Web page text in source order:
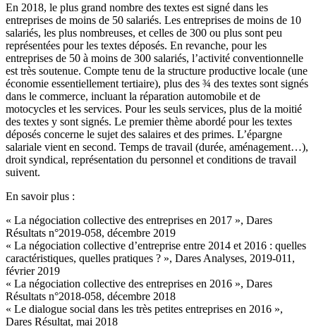
En 2018, le plus grand nombre des textes est signé dans les
entreprises de moins de 50 salariés. Les entreprises de moins de 10
salariés, les plus nombreuses, et celles de 300 ou plus sont peu
représentées pour les textes déposés. En revanche, pour les
entreprises de 50 à moins de 300 salariés, l’activité conventionnelle
est très soutenue. Compte tenu de la structure productive locale (une
économie essentiellement tertiaire), plus des ¾ des textes sont signés
dans le commerce, incluant la réparation automobile et de
motocycles et les services. Pour les seuls services, plus de la moitié
des textes y sont signés. Le premier thème abordé pour les textes
déposés concerne le sujet des salaires et des primes. L’épargne
salariale vient en second. Temps de travail (durée, aménagement…),
droit syndical, représentation du personnel et conditions de travail
suivent.
En savoir plus :
« La négociation collective des entreprises en 2017 », Dares
Résultats n°2019-058, décembre 2019
« La négociation collective d’entreprise entre 2014 et 2016 : quelles
caractéristiques, quelles pratiques ? », Dares Analyses, 2019-011,
février 2019
« La négociation collective des entreprises en 2016 », Dares
Résultats n°2018-058, décembre 2018
« Le dialogue social dans les très petites entreprises en 2016 »,
Dares Résultat, mai 2018